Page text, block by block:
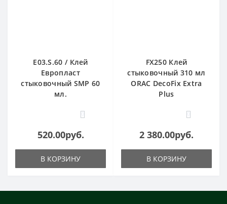
E03.S.60 / Клей
Европласт
стыковочный SMP 60
мл.
0
520.00руб.
В КОРЗИНУ
FX250 Клей
стыковочный 310 мл
ORAC DecoFix Extra
Plus
0
2 380.00руб.
В КОРЗИНУ